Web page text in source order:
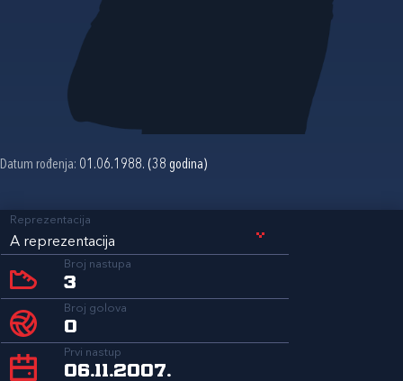
Datum rođenja: 01.06.1988. (38 godina)
Reprezentacija
A reprezentacija
Broj nastupa
3
Broj golova
0
Prvi nastup
06.11.2007.